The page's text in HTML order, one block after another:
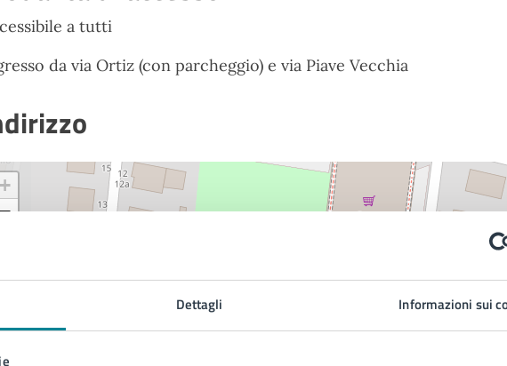
Dettagli Informazioni sui
a tutti
da via Ortiz (con parcheggio) e via Piave Vecchia
+
−